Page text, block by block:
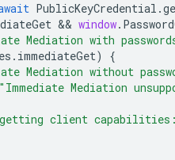
PublicKeyCredential .
&& window.
Mediation with
. immediateGet)
{
Mediation without
"Immediate Mediation
client